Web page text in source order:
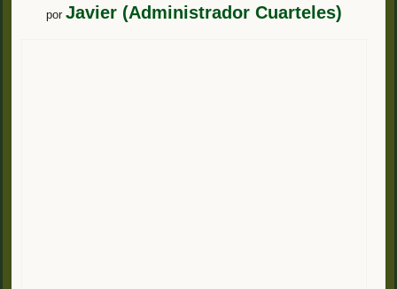
por Javier (Administrador Cuarteles)